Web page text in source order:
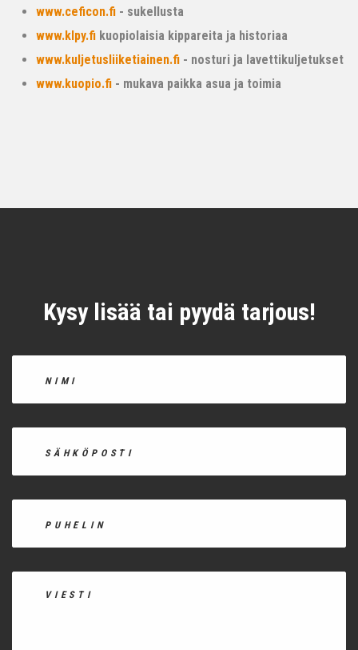
www.ceficon.fi - sukellusta
www.klpy.fi kuopiolaisia kippareita ja historiaa
www.kuljetusliiketiainen.fi - nosturi ja lavettikuljetukset
www.kuopio.fi - mukava paikka asua ja toimia
Kysy lisää tai pyydä tarjous!